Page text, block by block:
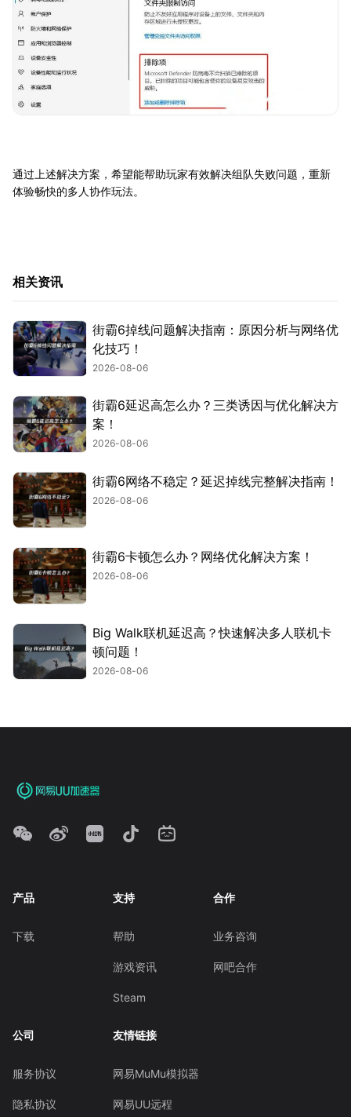
通过上述解决方案，希望能帮助玩家有效解决组队失败问题，重新
体验畅快的多人协作玩法。
相关资讯
街霸6掉线问题解决指南：原因分析与网络优
化技巧！
2026-08-06
街霸6延迟高怎么办？三类诱因与优化解决方
案！
2026-08-06
街霸6网络不稳定？延迟掉线完整解决指南！
2026-08-06
街霸6卡顿怎么办？网络优化解决方案！
2026-08-06
Big Walk联机延迟高？快速解决多人联机卡
顿问题！
2026-08-06
产品
下载
支持
帮助
游戏资讯
Steam
合作
业务咨询
网吧合作
公司
服务协议
隐私协议
友情链接
网易MuMu模拟器
网易UU远程